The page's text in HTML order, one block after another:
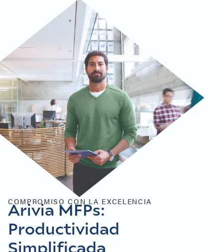
COMPROMISO CON LA EXCELENCIA
Arivia MFPs:
Productividad
Simplificada